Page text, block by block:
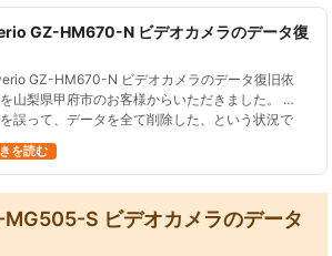
GZ-HM670-N ビデオカメラのデータ復
GZ-HM670-N ビデオカメラのデータ復旧依
山梨県甲府市のお客様からいただきました。 操
誤って、データを全て削除した、という状況で
を読む
S ビデオカメラのデータ